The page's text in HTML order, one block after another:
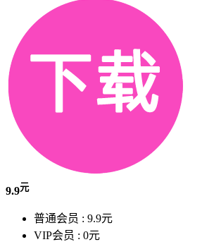
9.9元
普通会员 : 9.9元
VIP会员 : 0元